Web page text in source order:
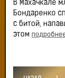
В Махачкале
Бондаренко
с битой,
этом